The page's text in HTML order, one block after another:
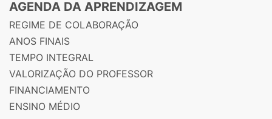
AGENDA DA APRENDIZAGEM
REGIME DE COLABORAÇÃO
ANOS FINAIS
TEMPO INTEGRAL
VALORIZAÇÃO DO PROFESSOR
FINANCIAMENTO
ENSINO MÉDIO